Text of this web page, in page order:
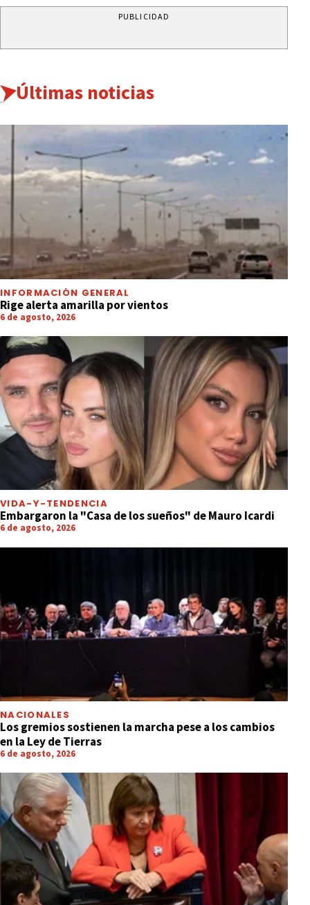
PUBLICIDAD
Últimas noticias
INFORMACIÓN GENERAL
Rige alerta amarilla por vientos
6 de agosto, 2026
VIDA-Y-TENDENCIA
Embargaron la "Casa de los sueños" de Mauro Icardi
6 de agosto, 2026
NACIONALES
Los gremios sostienen la marcha pese a los cambios
en la Ley de Tierras
6 de agosto, 2026